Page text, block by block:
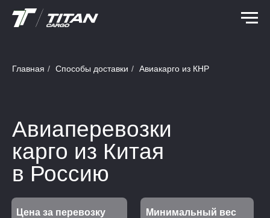
Главная / Способы доставки / Авиакарго из КНР
Авиаперевозки
карго из Китая
в Россию
Цена за перевозку Минимальный вес